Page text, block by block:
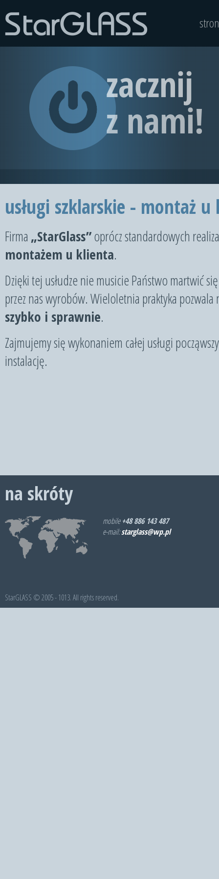
usługi szklarskie - montaż
Firma „StarGlass”oprócz standardowych
montażem u klienta.
Dzięki tej usłudze nie musicie Państwo martwić
przez nas wyrobów. Wieloletnia praktyka
szybko i sprawnie.
Zajmujemy się wykonaniem całej usługi
instalację.
na skróty
mobile+48 886 143 487
e-mail:starglass@wp.pl
StarGLASS © 2005 - 1013. All rights reserved.